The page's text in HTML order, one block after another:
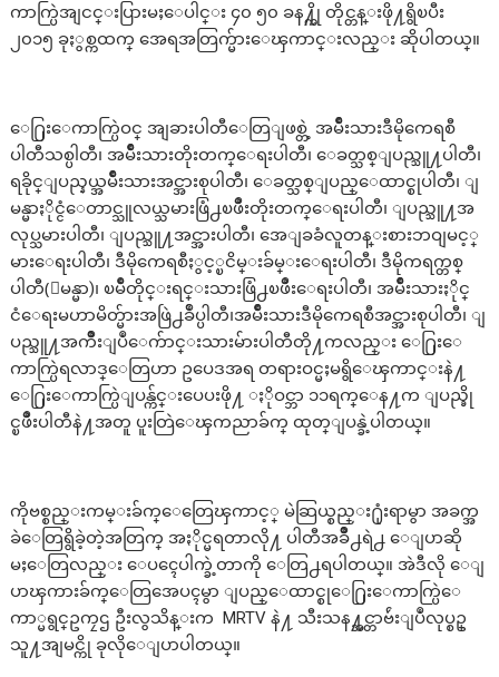
ကာက္ပြဲအျငင္းပြားမႈေပါင္း ၄၀ ၅၀ ခန႔္ကို တိုင္တန္းဖို႔ရွိၿပီး
၂၀၁၅ ခုႏွစ္ကထက္ အေရအတြက္မ်ားေၾကာင္းလည္း ဆိုပါတယ္။
ေ႐ြးေကာက္ပြဲဝင္ အျခားပါတီေတြျဖစ္တဲ့ အမ်ိဳးသားဒီမိုကေရစီ
ပါတီသစ္ပါတီ၊ အမ်ိဳးသားတိုးတက္ေရးပါတီ၊ ေခတ္သစ္ျပည္သူ႔ပါတီ၊
ရခိုင္ျပည္နယ္အမ်ိဳးသားအင္အားစုပါတီ၊ ေခတ္သစ္ျပည္ေထာင္စုပါတီ၊ ျ
မန္မာႏိုင္ငံေတာင္သူလယ္သမားဖြံ႕ၿဖိဳးတိုးတက္ေရးပါတီ၊ ျပည္သူ႔အ
လုပ္သမားပါတီ၊ ျပည္သူ႔အင္အားပါတီ၊ အေျခခံလူတန္းစားဘဝျမင့္
မားေရးပါတီ၊ ဒီမိုကေရစီႏွင့္ၿငိမ္းခ်မ္းေရးပါတီ၊ ဒီမိုကရက္တစ္
ပါတီ(ျမန္မာ)၊ ၿမိဳတိုင္းရင္းသားဖြံ႕ၿဖိဳးေရးပါတီ၊ အမ်ိဳးသားႏိုင္
ငံေရးမဟာမိတ္မ်ားအဖြဲ႕ခ်ဳပ္ပါတီ၊အမ်ိဳးသားဒီမိုကေရစီအင္အားစုပါတီ၊ ျ
ပည္သူ႔အက်ိဳးျပဳေက်ာင္းသားမ်ားပါတီတို႔ကလည္း ေ႐ြးေ
ကာက္ပြဲရလာဒ္ေတြဟာ ဥပေဒအရ တရားဝင္မႈမရွိေၾကာင္းနဲ႔
ေ႐ြးေကာက္ပြဲျပန္က်င္းပေပးဖို႔ ႏိုဝင္ဘာ ၁၁ရက္ေန႔က ျပည္ခို
င္ၿဖိဳးပါတီနဲ႔အတူ ပူးတြဲေၾကညာခ်က္ ထုတ္ျပန္ခဲ့ပါတယ္။
ကိုဗစ္စည္းကမ္းခ်က္ေတြေၾကာင့္ မဲဆြယ္စည္း႐ုံးရာမွာ အခက္အ
ခဲေတြရွိခဲ့တဲ့အတြက္ အႏိုင္မရတာလို႔ ပါတီအခ်ိဳ႕ရဲ႕ ေျပာဆို
မႈေတြလည္း ေပၚေပါက္ခဲ့တာကို ေတြ႕ရပါတယ္။ အဲဒီလို ေျ
ပာၾကားခ်က္ေတြအေပၚမွာ ျပည္ေထာင္စုေ႐ြးေကာက္ပြဲေ
ကာ္မရွင္ဥကၠဌ ဦးလွသိန္းက MRTV နဲ႔ သီးသန႔္အင္တာဗ်ဴးျပဳလုပ္စဥ္
သူ႔အျမင္ကို ခုလိုေျပာပါတယ္။